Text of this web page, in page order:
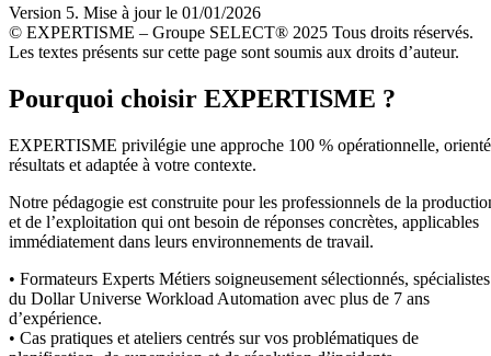
Version 5. Mise à jour le 01/01/2026
© EXPERTISME – Groupe SELECT® 2025 Tous droits réservés.
Les textes présents sur cette page sont soumis aux droits d’auteur.
Pourquoi choisir EXPERTISME ?
EXPERTISME privilégie une approche 100 % opérationnelle,
résultats et adaptée à votre contexte.
Notre pédagogie est construite pour les professionnels de la
et de l’exploitation qui ont besoin de réponses concrètes, applicables
immédiatement dans leurs environnements de travail.
• Formateurs Experts Métiers soigneusement sélectionnés, spécialistes
du Dollar Universe Workload Automation avec plus de 7 ans
d’expérience.
• Cas pratiques et ateliers centrés sur vos problématiques de